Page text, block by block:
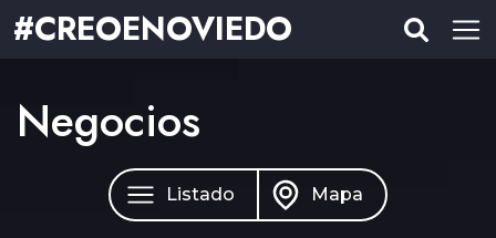
#CREOENOVIEDO
Negocios
Listado Mapa